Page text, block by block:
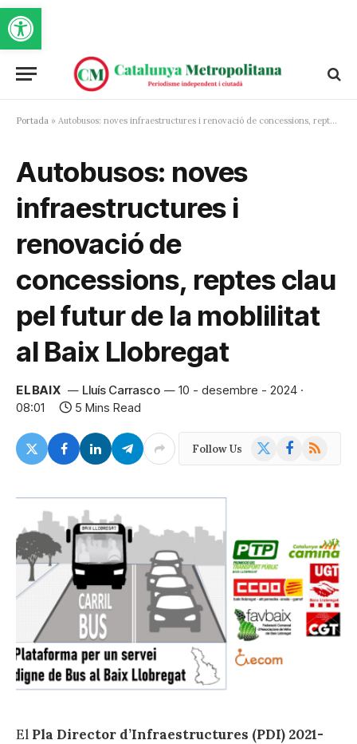
Obre la barra d'eines
Portada » Autobusos: noves infraestructures i renovació de concessions, reptes clau pel futur de la moblilitat al Baix Llobregat
Autobusos: noves
infraestructures i
renovació de
concessions, reptes clau
pel futur de la moblilitat
al Baix Llobregat
ELBAIX Lluís Carrasco
10 - desembre - 2024 ·
08:01
5 Mins Read
Follow Us Facebook
RSS
El Pla Director d’Infraestructures (PDI) 2021-